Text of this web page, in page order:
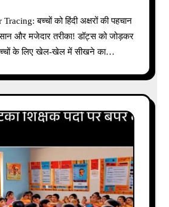
और मजेदार तरीका! डॉट्स को जोड़कर
बच्चों के लिए खेल-खेल में सीखने का…